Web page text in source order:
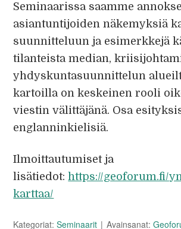
Seminaarissa saamme
asiantuntijoiden näkemyksiä
suunnitteluun ja esimerkkejä
tilanteista median,
yhdyskuntasuunnittelun
kartoilla on keskeinen rooli
viestin välittäjänä. Osa
englanninkielisiä.
Ilmoittautumiset ja
lisätiedot:https://geoforum.fi/
karttaa/
Kategoriat:Seminaarit Avainsanat: